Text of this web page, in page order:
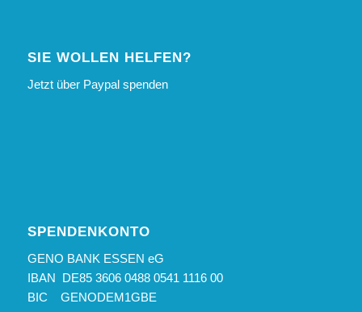
SIE WOLLEN HELFEN?
Jetzt über Paypal spenden
SPENDENKONTO
GENO BANK ESSEN eG
IBAN DE85 3606 0488 0541 1116 00
BIC GENODEM1GBE